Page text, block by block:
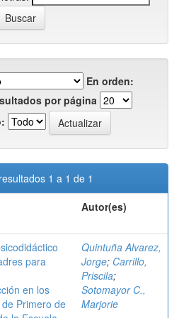
En orden:
por página
1 a 1 de 1
Autor(es)
para
en los
Primero de
Quintuña Alvarez,
Jorge; Carrillo,
Priscila;
Sotomayor C.,
Marjorie